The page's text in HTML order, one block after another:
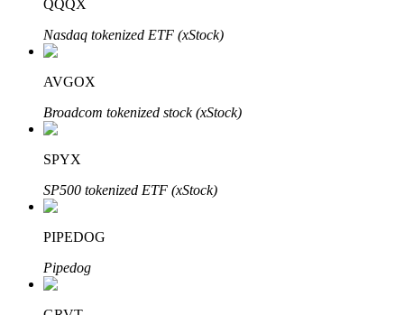
享受活期理財及長期收益
學習理財
了解如何賺取穩定收入
Bitrue
QQQX
Nasdaq tokenized ETF (xStock)
AVGOX
Broadcom tokenized stock (xStock)
SPYX
SP500 tokenized ETF (xStock)
PIPEDOG
Pipedog